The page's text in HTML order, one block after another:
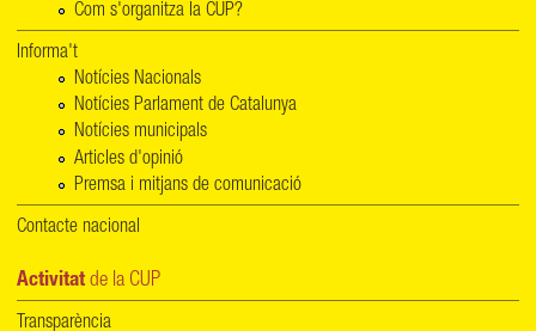
Com s'organitza la CUP?
Informa't
Notícies Nacionals
Notícies Parlament de Catalunya
Notícies municipals
Articles d'opinió
Premsa i mitjans de comunicació
Contacte nacional
Activitat de la CUP
Transparència